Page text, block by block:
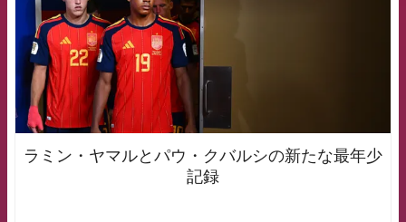
ラミン・ヤマルとパウ・クバルシの新たな最年少
記録